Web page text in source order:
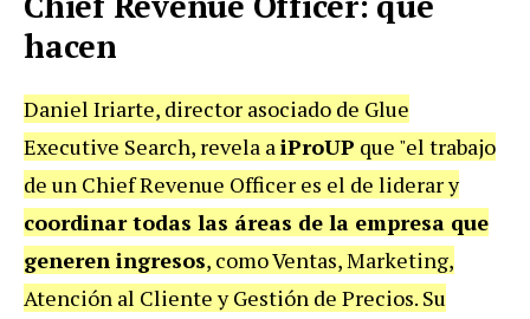
hacen
Daniel Iriarte, director asociado de Glue
Executive Search, revela aiProUP que "el trabajo
de un Chief Revenue Officer es el de liderar y
coordinar todas las áreas de la empresa que
generen ingresos, como Ventas, Marketing,
Atención al Cliente y Gestión de Precios. Su